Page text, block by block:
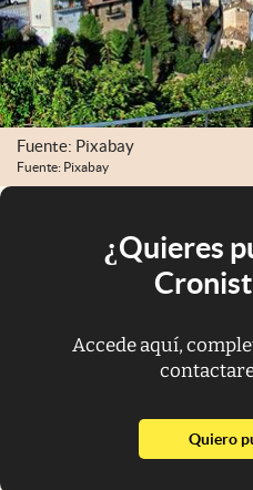
Fuente: Pixabay
Fuente: Pixabay
¿Quieres
Accede aquí,
Quiero